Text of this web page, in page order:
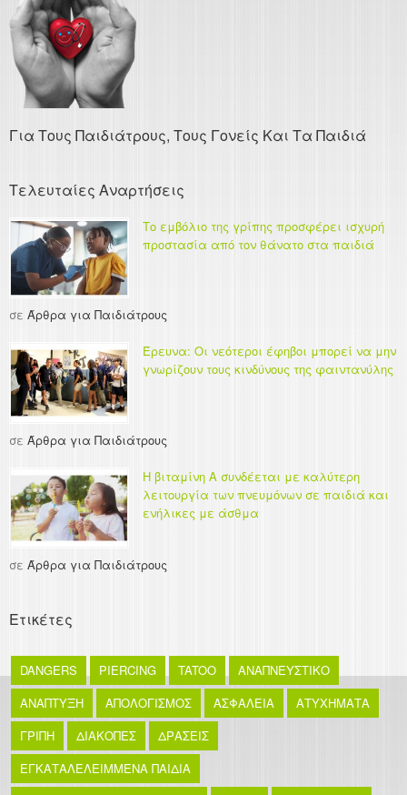
Για Τους Παιδιάτρους, Τους Γονείς Και Τα Παιδιά
Τελευταίες Αναρτήσεις
Το εμβόλιο της γρίπης προσφέρει ισχυρή
προστασία από τον θάνατο στα παιδιά
σε Άρθρα για Παιδιάτρους
Έρευνα: Οι νεότεροι έφηβοι μπορεί να μην
γνωρίζουν τους κινδύνους της φαιντανύλης
σε Άρθρα για Παιδιάτρους
Η βιταμίνη Α συνδέεται με καλύτερη
λειτουργία των πνευμόνων σε παιδιά και
ενήλικες με άσθμα
σε Άρθρα για Παιδιάτρους
Ετικέτες
DANGERS PIERCING TATOO
ΑΝΑΠΝΕΥΣΤΙΚΟ
ΑΝΑΠΤΥΞΗ
ΑΠΟΛΟΓΙΣΜΟΣ ΑΣΦΑΛΕΙΑ
ΑΤΥΧΗΜΑΤΑ
ΓΡΙΠΗ
ΔΙΑΚΟΠΕΣ
ΔΡΑΣΕΙΣ
ΕΓΚΑΤΑΛΕΛΕΙΜΜΕΝΑ ΠΑΙΔΙΑ